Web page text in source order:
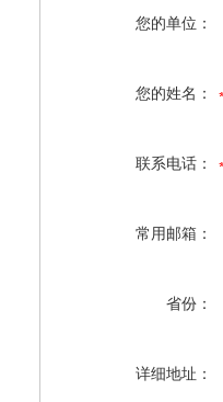
您的单位：
您的姓名：
联系电话：
常用邮箱：
省份：
详细地址：